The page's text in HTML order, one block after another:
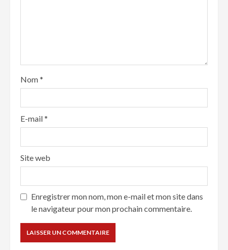
Nom*
E-mail*
Site web
Enregistrer mon nom, mon e-mail et mon site dans
le navigateur pour mon prochain commentaire.